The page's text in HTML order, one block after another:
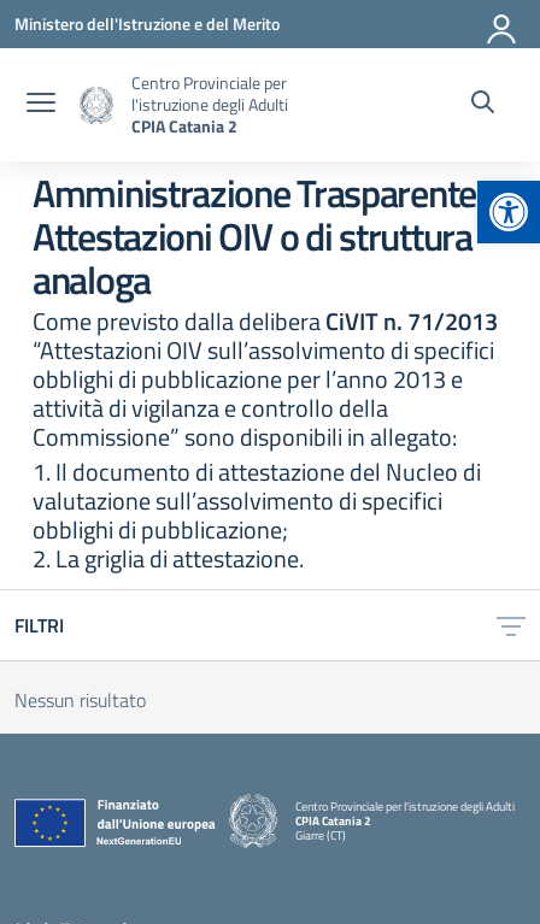
Vai ai contenuti
Vai al menu di navigazione
Vai al footer
Ministero dell'Istruzione e del Merito
Centro Provinciale per
l'istruzione degli Adulti
CPIA Catania 2
Amministrazione Trasparente:
Attestazioni OIV o di struttura
analoga
Come previsto dalla deliberaCiVIT n. 71/2013
“Attestazioni OIV sull’assolvimento di specifici
obblighi di pubblicazione per l’anno 2013 e
attività di vigilanza e controllo della
Commissione” sono disponibili in allegato:
1. Il documento di attestazione del Nucleo di
valutazione sull’assolvimento di specifici
obblighi di pubblicazione;
2. La griglia di attestazione.
FILTRI
Nessun risultato
Centro Provinciale per l'istruzione degli Adulti
CPIA Catania 2
Giarre (CT)